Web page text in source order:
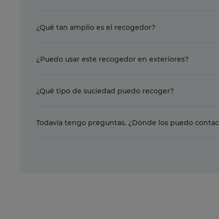
¿Qué tan amplio es el recogedor?
¿Puedo usar este recogedor en exteriores?
¿Qué tipo de suciedad puedo recoger?
Todavía tengo preguntas. ¿Dónde los puedo